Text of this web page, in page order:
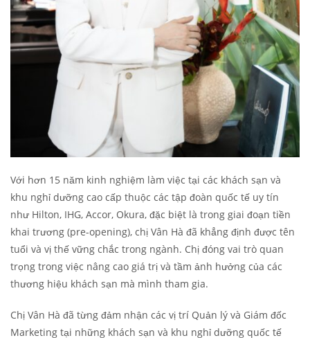
Với hơn 15 năm kinh nghiệm làm việc tại các khách sạn và
khu nghỉ dưỡng cao cấp thuộc các tập đoàn quốc tế uy tín
như Hilton, IHG, Accor, Okura, đặc biệt là trong giai đoạn tiền
khai trương (pre-opening), chị Vân Hà đã khẳng định được tên
tuổi và vị thế vững chắc trong ngành. Chị đóng vai trò quan
trọng trong việc nâng cao giá trị và tầm ảnh hưởng của các
thương hiệu khách sạn mà mình tham gia.
Chị Vân Hà đã từng đảm nhận các vị trí Quản lý và Giám đốc
Marketing tại những khách sạn và khu nghỉ dưỡng quốc tế